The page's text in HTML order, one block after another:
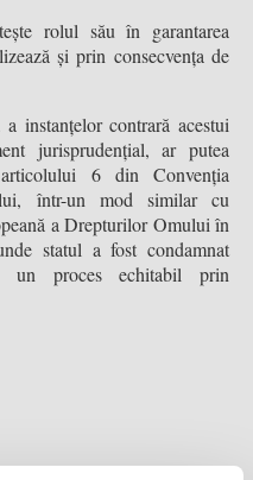
rolul său în garantarea
și prin consecvența de
instanțelor contrară acestui
jurisprudențial, ar putea
6 din Convenția
într-un mod similar cu
a Drepturilor Omului în
statul a fost condamnat
un proces echitabil prin